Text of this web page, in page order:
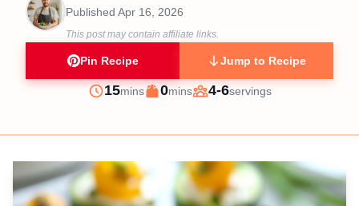
Published Apr 16, 2026
This post may contain affiliate links.
Pin Recipe Jump to Recipe
Prep
15minutes
mins
Cook
0minutes
mins
Servings
4-6servings